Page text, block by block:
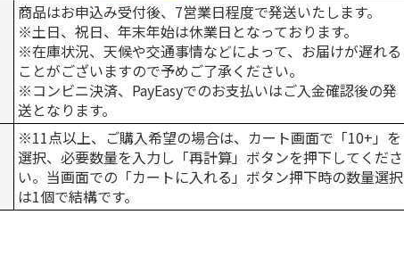
商品はお申込み受付後、7営業日程度で発送いたします。
※土日、祝日、年末年始は休業日となっております。
※在庫状況、天候や交通事情などによって、お届けが遅れる
ことがございますので予めご了承ください。
※コンビニ決済、PayEasyでのお支払いはご入金確認後の発
送となります。
※11点以上、ご購入希望の場合は、カート画面で「10+」を
選択、必要数量を入力し「再計算」ボタンを押下してくださ
い。当画面での「カートに入れる」ボタン押下時の数量選択
は1個で結構です。